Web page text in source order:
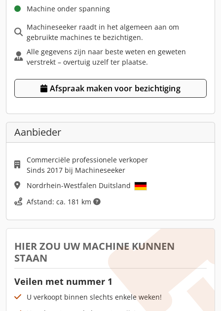
Machine onder spanning
Machineseeker raadt in het algemeen aan om
gebruikte machines te bezichtigen.
Alle gegevens zijn naar beste weten en geweten
verstrekt – overtuig uzelf ter plaatse.
Afspraak maken voor bezichtiging
Aanbieder
Commerciële professionele verkoper
Sinds 2017 bij Machineseeker
Nordrhein-Westfalen Duitsland
Afstand: ca. 181 km
HIER ZOU UW MACHINE KUNNEN
STAAN
Veilen met nummer 1
U verkoopt binnen slechts enkele weken!